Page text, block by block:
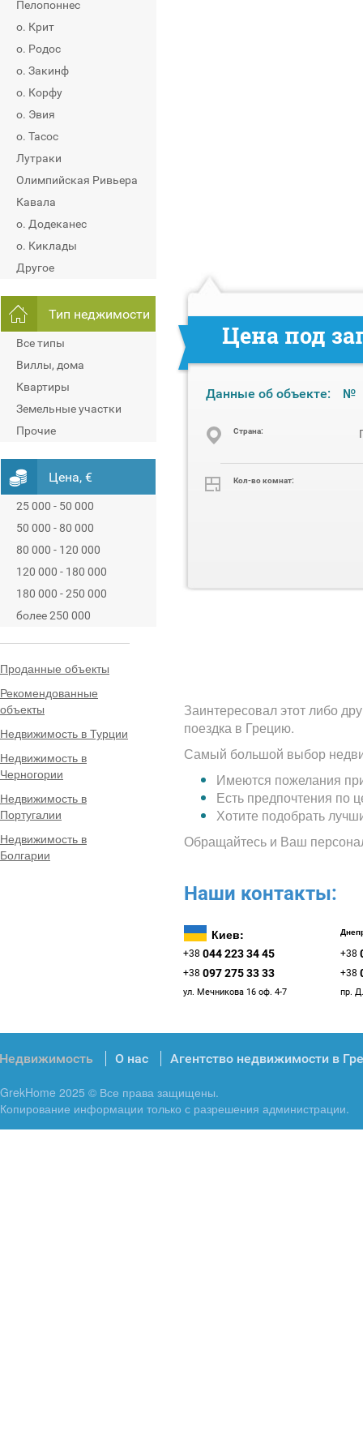
Пелопоннес
о. Крит
о. Родос
о. Закинф
о. Корфу
о. Эвия
о. Тасос
Лутраки
Олимпийская Ривьера
Кавала
о. Додеканес
о. Киклады
Другое
Тип неджимости
Все типы
Виллы, дома
Квартиры
Земельные участки
Прочие
Цена, €
25 000 - 50 000
50 000 - 80 000
80 000 - 120 000
120 000 - 180 000
180 000 - 250 000
более 250 000
Проданные объекты
Рекомендованные
объекты
Недвижимость в Турции
Недвижимость в
Черногории
Недвижимость в
Португалии
Недвижимость в
Болгарии
Цена под
Данные об объекте: №
Cтрана:
Кол-во комнат:
Заинтересовал этот либо
поездка в Грецию.
Самый большой выбор
Имеются пожелания
Есть предпочтения по
Хотите подобрать
Обращайтесь и Ваш
Наши контакты:
Киев:
+38 044 223 34 45 +38
+38 097 275 33 33 +38
ул. Мечникова 16 оф. 4-7 пр.
Недвижимость О нас Агентство недвижимости в
GrekHome 2025 © Все права защищены.
Копирование информации только с разрешения администрации.